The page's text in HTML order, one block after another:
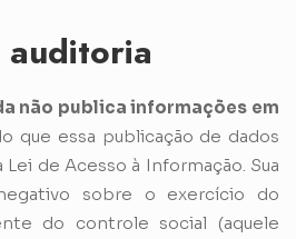
auditoria
não publica informações em
que essa publicação de dados
de Acesso à Informação. Sua
sobre o exercício do
do controle social (aquele